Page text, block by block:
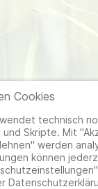
|
Cookies
technisch
und Skripte. Mit
werden
können